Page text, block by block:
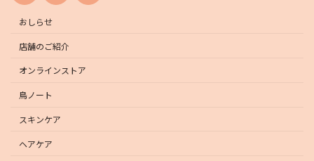
おしらせ
店舗のご紹介
オンラインストア
鳥ノート
スキンケア
ヘアケア